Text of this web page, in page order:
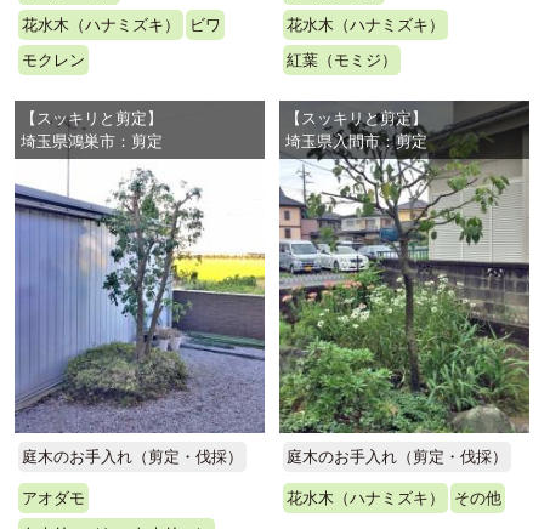
花水木（ハナミズキ）
ビワ
モクレン
花水木（ハナミズキ）
紅葉（モミジ）
【スッキリと剪定】
埼玉県鴻巣市：剪定
庭木のお手入れ（剪定・伐採）
アオダモ
【スッキリと剪定】
埼玉県入間市：剪定
庭木のお手入れ（剪定・伐採）
花水木（ハナミズキ） その他